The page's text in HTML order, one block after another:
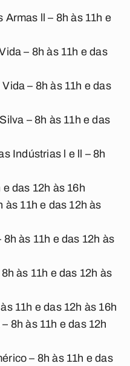
ll – 8h às 11h e
– 8h às 11h e das
– 8h às 11h e das
– 8h às 11h e das
Indústrias l e ll – 8h
das 12h às 16h
às 11h e das 12h às
às 11h e das 12h às
às 11h e das 12h às
11h e das 12h às 16h
8h às 11h e das 12h
– 8h às 11h e das